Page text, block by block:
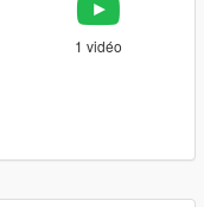
1 vidéo